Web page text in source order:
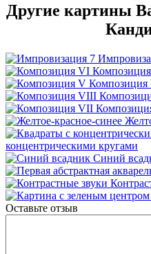
Другие картины
Композиция
концентрическими кругами
Синий
Оставьте отзыв